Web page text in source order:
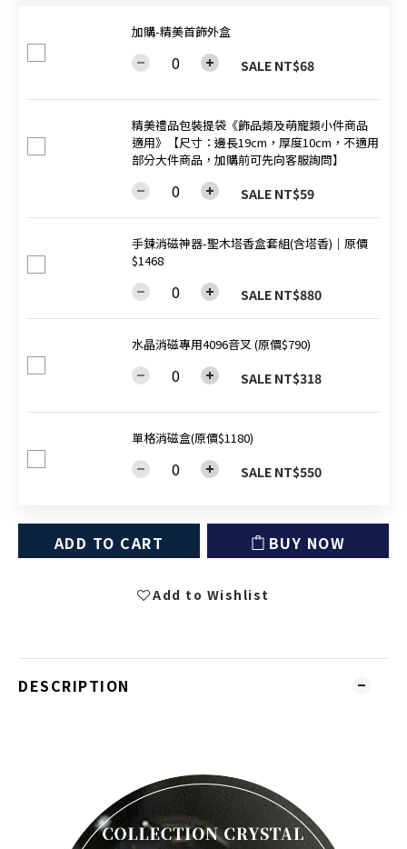
加購-精美首飾外盒
SALE NT$68
精美禮品包裝提袋《飾品類及萌寵類小件商品
適用》【尺寸：邊長19cm，厚度10cm，不適用
部分大件商品，加購前可先向客服詢問】
SALE NT$59
手鍊消磁神器-聖木塔香盒套組(含塔香)│原價
$1468
SALE NT$880
水晶消磁專用4096音叉 (原價$790)
SALE NT$318
單格消磁盒(原價$1180)
SALE NT$550
ADD TO CART BUY NOW
Add to Wishlist
DESCRIPTION